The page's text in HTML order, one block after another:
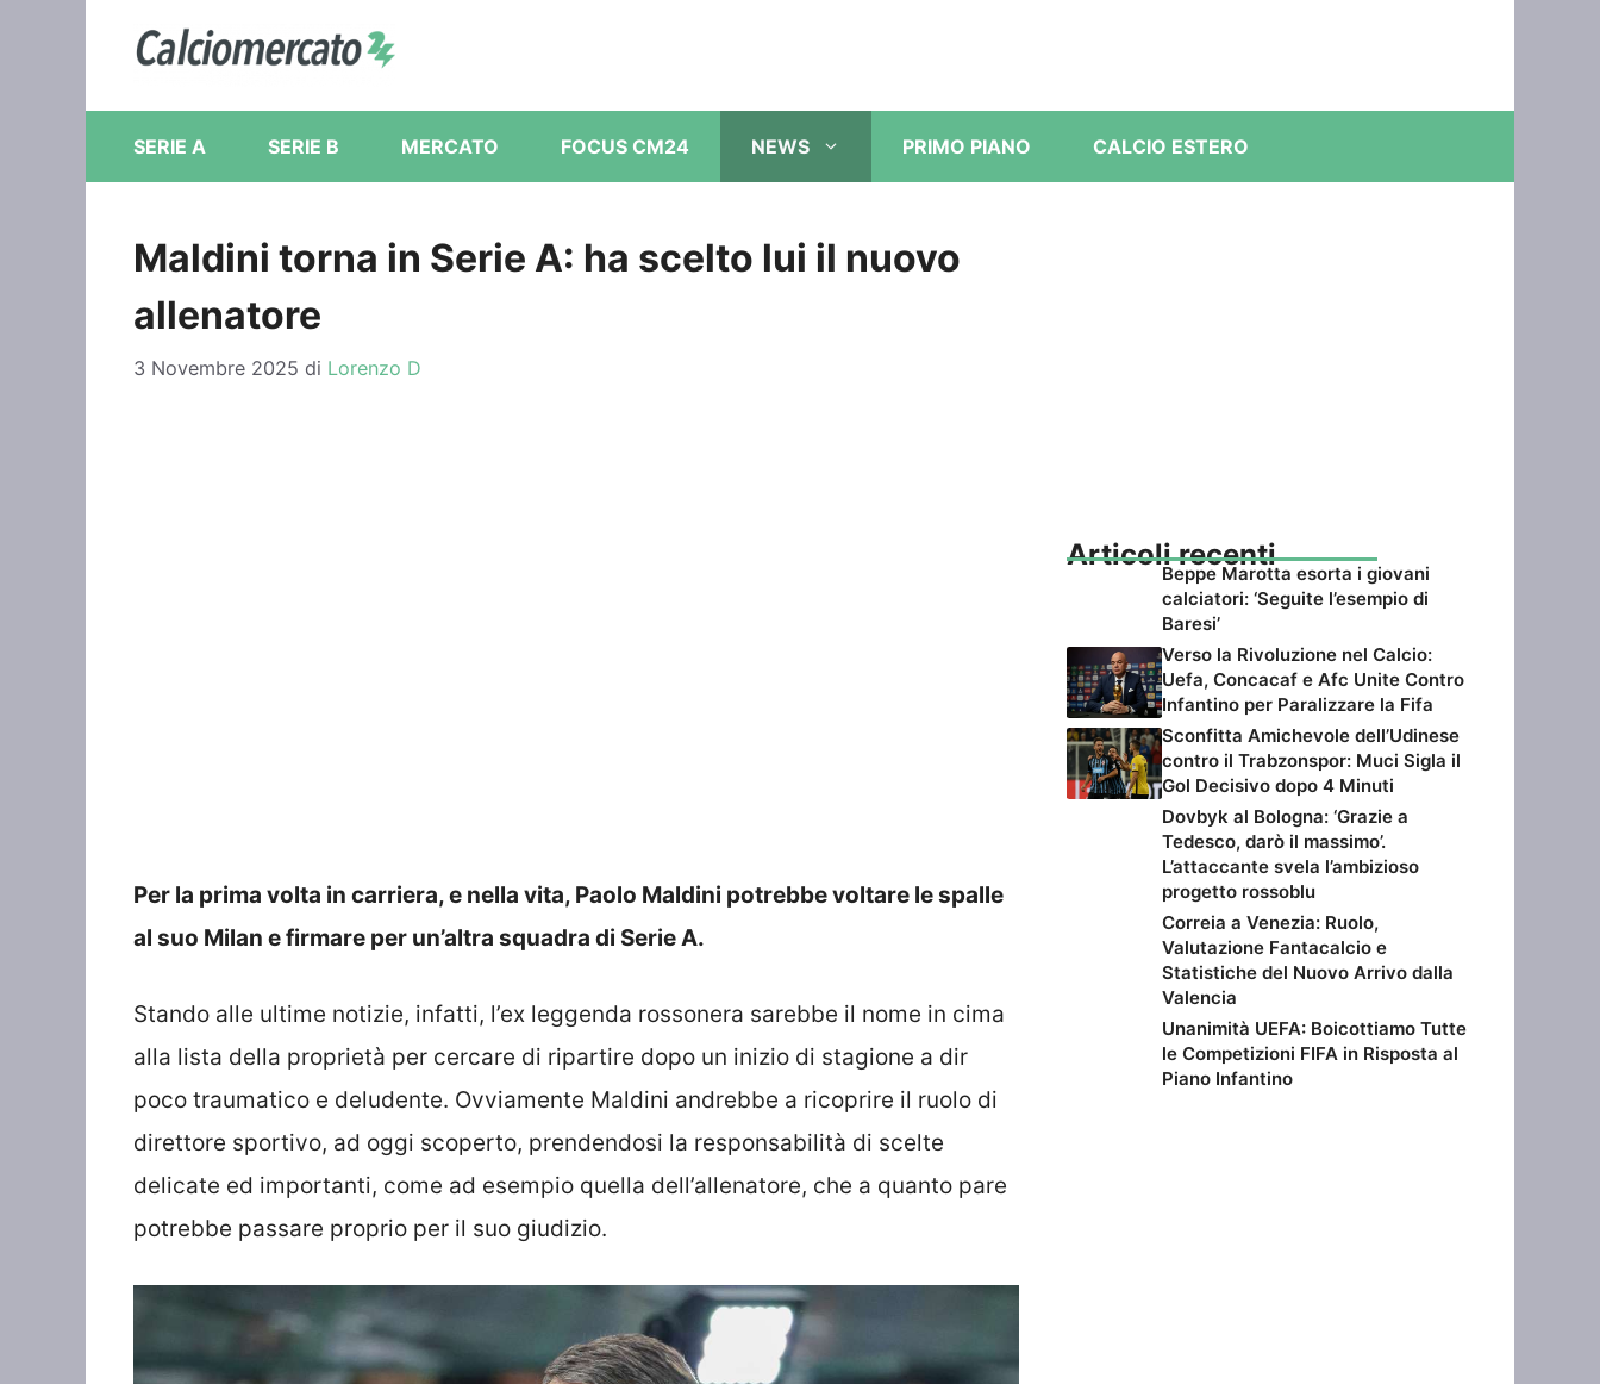
contenuto
SERIE A SERIE B MERCATO FOCUS CM24 NEWS PRIMO PIANO CALCIO ESTERO
Maldini torna in Serie A: ha scelto lui il nuovo
allenatore
3 Novembre 2025 di Lorenzo D
Per la prima volta in carriera, e nella vita, Paolo Maldini potrebbe voltare le spalle
al suo Milan e firmare per un’altra squadra di Serie A.
Stando alle ultime notizie, infatti, l’ex leggenda rossonera sarebbe il nome in cima
alla lista della proprietà per cercare di ripartire dopo un inizio di stagione a dir
poco traumatico e deludente. Ovviamente Maldini andrebbe a ricoprire il ruolo di
direttore sportivo, ad oggi scoperto, prendendosi la responsabilità di scelte
delicate ed importanti, come ad esempio quella dell’allenatore, che a quanto pare
potrebbe passare proprio per il suo giudizio.
Articoli recenti
Beppe Marotta esorta i giovani
calciatori: ‘Seguite l’esempio di
Baresi’
Verso la Rivoluzione nel Calcio:
Uefa, Concacaf e Afc Unite Contro
Infantino per Paralizzare la Fifa
Sconfitta Amichevole dell’Udinese
contro il Trabzonspor: Muci Sigla il
Gol Decisivo dopo 4 Minuti
Dovbyk al Bologna: ‘Grazie a
Tedesco, darò il massimo’.
L’attaccante svela l’ambizioso
progetto rossoblu
Correia a Venezia: Ruolo,
Valutazione Fantacalcio e
Statistiche del Nuovo Arrivo dalla
Valencia
Unanimità UEFA: Boicottiamo Tutte
le Competizioni FIFA in Risposta al
Piano Infantino